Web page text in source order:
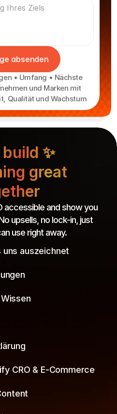
absenden
• Umfang • Nächste
und Marken mit
Qualität und Wachstum
✨
great
accessible and show you
upsells, no lock-in, just
use right away.
uns auszeichnet
Wissen
CRO & E-Commerce